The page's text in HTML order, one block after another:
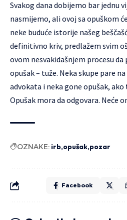
Svakog dana dobijemo bar jednu
nasmijemo, ali ovoj sa opuškom
neke buduće istorije našeg
definitivno kriv, predlažem svim
ovom nesvakidašnjem procesu
opušak – tuže. Neka skupe pare
advokata i neka gone opušak,
Opušak mora da odgovara. Neće
OZNAKE: irb opušak pozar
Facebook